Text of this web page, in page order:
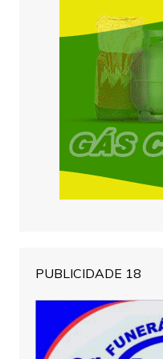
PUBLICIDADE 18